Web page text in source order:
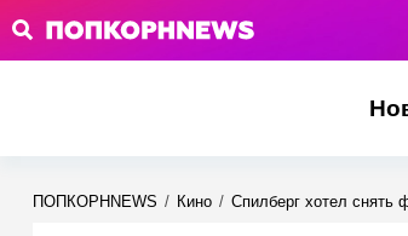
ПОПКОРНNEWS / Кино / Спилберг хотел снять